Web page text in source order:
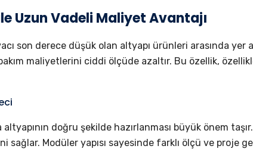
Uzun Vadeli Maliyet Avantajı
son derece düşük olan altyapı ürünleri arasında yer
maliyetlerini ciddi ölçüde azaltır. Bu özellik,
altyapının doğru şekilde hazırlanması büyük önem
sağlar. Modüler yapısı sayesinde farklı ölçü ve proje